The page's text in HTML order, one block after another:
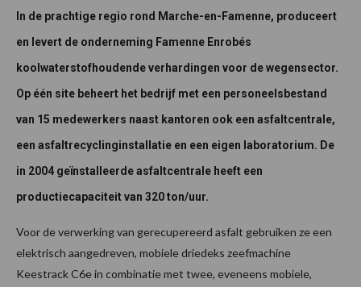
In de prachtige regio rond Marche-en-Famenne, produceert
en levert de onderneming Famenne Enrobés
koolwaterstofhoudende verhardingen voor de wegensector.
Op één site beheert het bedrijf met een personeelsbestand
van 15 medewerkers naast kantoren ook een asfaltcentrale,
een asfaltrecyclinginstallatie en een eigen laboratorium. De
in 2004 geïnstalleerde asfaltcentrale heeft een
productiecapaciteit van 320 ton/uur.
Voor de verwerking van gerecupereerd asfalt gebruiken ze een
elektrisch aangedreven, mobiele driedeks zeefmachine
Keestrack C6e in combinatie met twee, eveneens mobiele,